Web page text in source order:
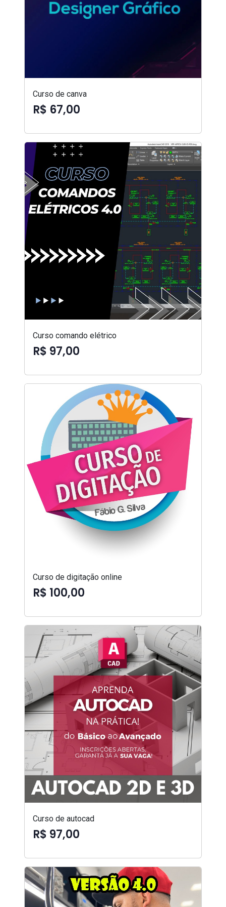
Curso de canva
R$ 67,00
Curso comando elétrico
R$ 97,00
Curso de digitação online
R$ 100,00
Curso de autocad
R$ 97,00